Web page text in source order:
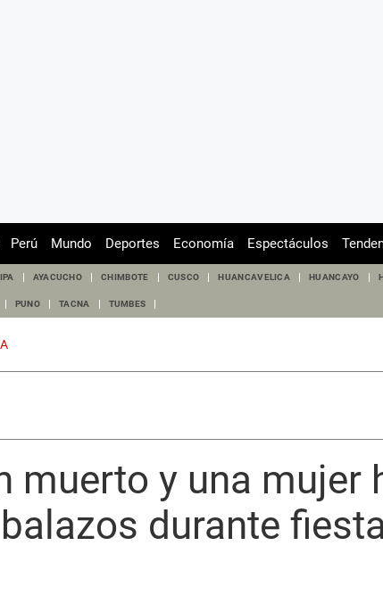
Perú Mundo Deportes Economía Espectáculos
AYACUCHO CHIMBOTE CUSCO HUANCAVELICA HUANCAYO
PUNO TACNA TUMBES
muerto y una mujer
durante